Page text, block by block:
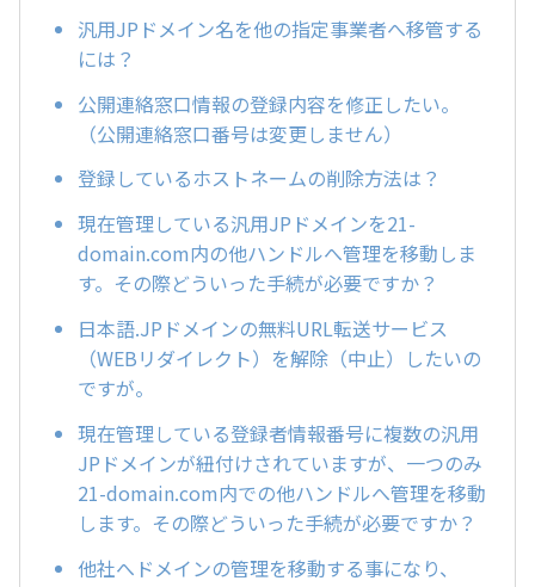
汎用JPドメイン名を他の指定事業者へ移管する
には？
公開連絡窓口情報の登録内容を修正したい。
（公開連絡窓口番号は変更しません）
登録しているホストネームの削除方法は？
現在管理している汎用JPドメインを21-
domain.com内の他ハンドルへ管理を移動しま
す。その際どういった手続が必要ですか？
日本語.JPドメインの無料URL転送サービス
（WEBリダイレクト）を解除（中止）したいの
ですが。
現在管理している登録者情報番号に複数の汎用
JPドメインが紐付けされていますが、一つのみ
21-domain.com内での他ハンドルへ管理を移動
します。その際どういった手続が必要ですか？
他社へドメインの管理を移動する事になり、